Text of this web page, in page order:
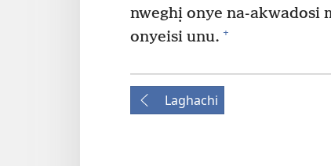
nweghị onye na-akwadosi
onyeisi unu. +
Laghachi